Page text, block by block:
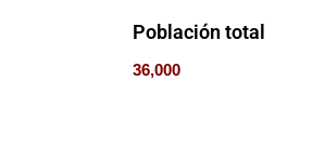
Población total
36,000